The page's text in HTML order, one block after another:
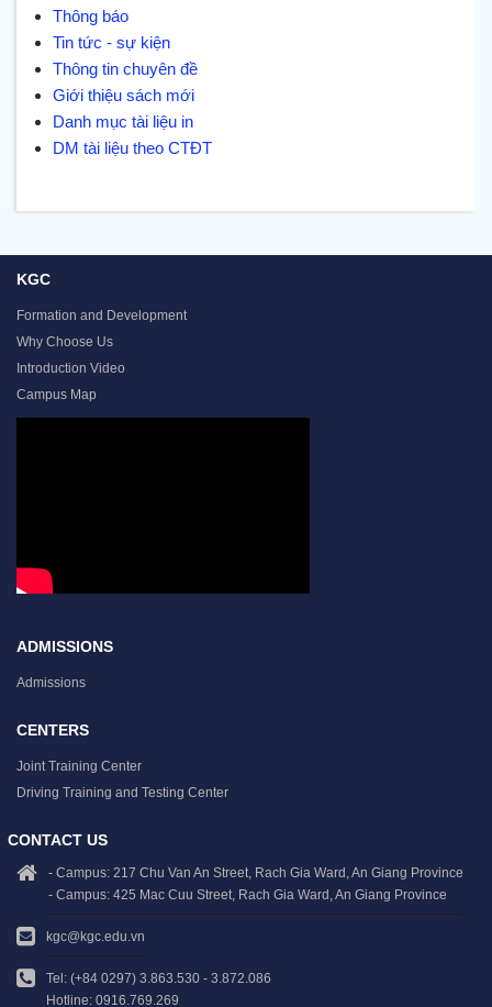
Thông báo
Tin tức - sự kiện
Thông tin chuyên đề
Giới thiệu sách mới
Danh mục tài liệu in
DM tài liệu theo CTĐT
KGC
Formation and Development
Why Choose Us
Introduction Video
Campus Map
ADMISSIONS
Admissions
CENTERS
Joint Training Center
Driving Training and Testing Center
CONTACT US
- Campus: 217 Chu Van An Street, Rach Gia Ward, An Giang Province
- Campus: 425 Mac Cuu Street, Rach Gia Ward, An Giang Province
kgc@kgc.edu.vn
Tel: (+84 0297) 3.863.530 - 3.872.086
Hotline: 0916.769.269